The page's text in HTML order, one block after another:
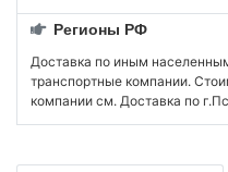
Регионы РФ
Доставка по иным
транспортные компании.
компании см. Доставка по